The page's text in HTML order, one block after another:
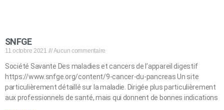
SNFGE
11 octobre 2021 Aucun commentaire
Société Savante Des maladies et cancers de l’appareil digestif
https://www.snfge.org/content/9-cancer-du-pancreas Un site
particulièrement détaillé sur la maladie. Dirigée plus particulièrement
aux professionnels de santé, mais qui donnent de bonnes indications